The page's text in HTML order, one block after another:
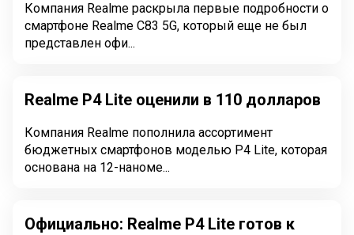
Компания Realme раскрыла первые подробности о
смартфоне Realme C83 5G, который еще не был
представлен офи...
Realme P4 Lite оценили в 110 долларов
Компания Realme пополнила ассортимент
бюджетных смартфонов моделью P4 Lite, которая
основана на 12-наноме...
Официально: Realme P4 Lite готов к